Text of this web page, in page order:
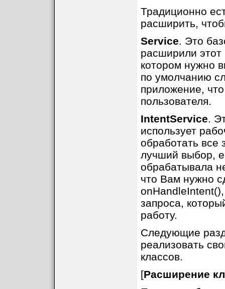
Традиционно
расширить,
Service . Это
расширили этот
котором нужно
по умолчанию
приложение,
пользователя.
IntentService .
использует
обработать все
лучший выбор,
обрабатывала
что Вам нужно
запроса,
работу.
Следующие
реализовать
классов.
[Расширение